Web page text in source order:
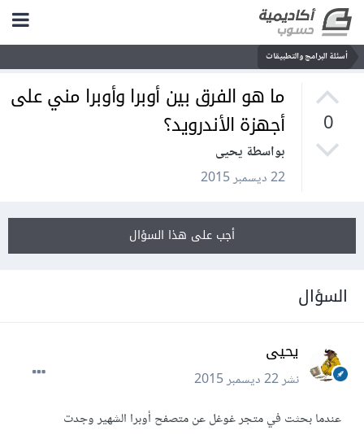
أسئلة البرامج والتطبيقات
0
ما هو الفرق بين أوبرا وأوبرا مني على
أجهزة الأندرويد؟
بواسطة يحيى
22 ديسمبر 2015
أجب على هذا السؤال
السؤال
يحيى
نشر22 ديسمبر 2015
عندما بحثت في متجر غوغل عن متصفح أوبرا الشهير وجدت